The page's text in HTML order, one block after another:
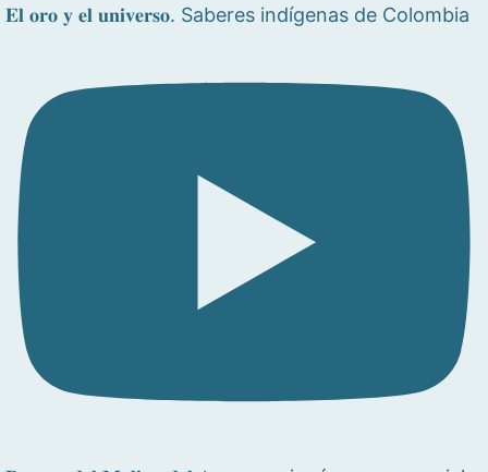
𝐄𝐥 𝐨𝐫𝐨 𝐲 𝐞𝐥 𝐮𝐧𝐢𝐯𝐞𝐫𝐬𝐨. Saberes indígenas de Colombia